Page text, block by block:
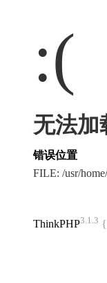
:(
无法加
错误位置
FILE: /usr/
ThinkPHP3.1.3